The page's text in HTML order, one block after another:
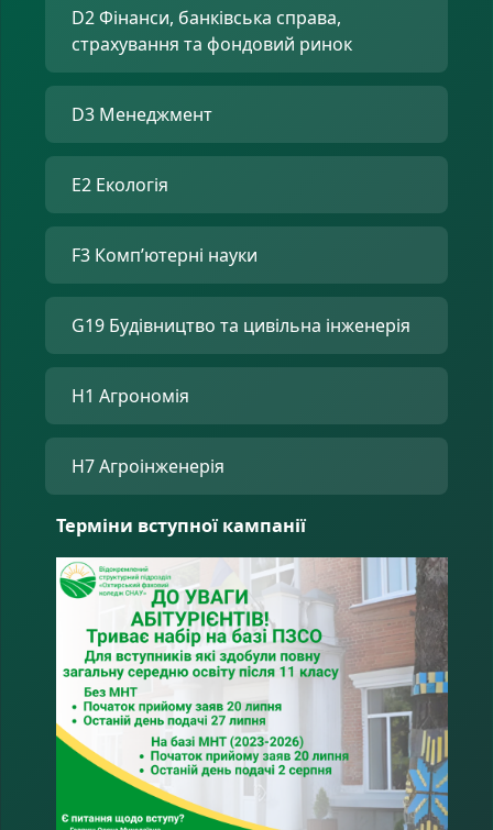
D2 Фінанси, банківська справа,
страхування та фондовий ринок
D3 Менеджмент
E2 Екологія
F3 Комп’ютерні науки
G19 Будівництво та цивільна інженерія
H1 Агрономія
H7 Агроінженерія
Терміни вступної кампанії